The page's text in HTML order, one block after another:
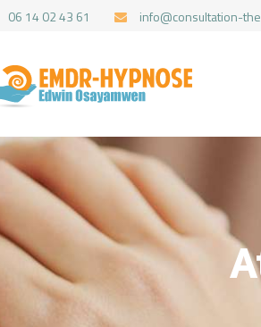
06 14 02 43 61 info@consultation-